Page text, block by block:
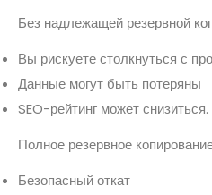
Без надлежащей резервной
Вы рискуете столкнуться с
Данные могут быть потеряны
SEO-рейтинг может снизиться.
Полное резервное
Безопасный откат